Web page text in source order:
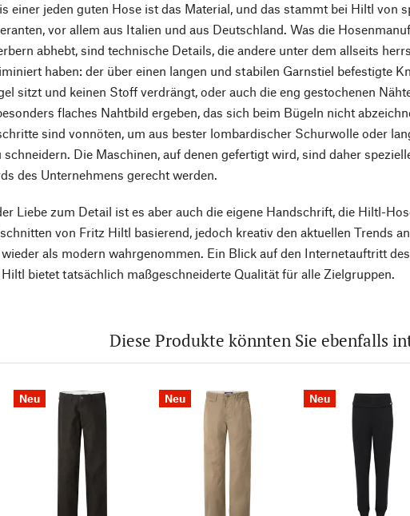
einer jeden guten Hose ist das Material, und das stammt bei Hiltl von
vor allem aus Italien und aus Deutschland. Was die
abhebt, sind technische Details, die andere unter dem allseits
haben: der über einen langen und stabilen Garnstiel befestigte
sitzt und keinen Stoff verdrängt, oder auch die eng gestochenen
flaches Nahtbild ergeben, das sich beim Bügeln nicht
sind vonnöten, um aus bester lombardischer Schurwolle oder
schneidern. Die Maschinen, auf denen gefertigt wird, sind daher
des Unternehmens gerecht werden.
Liebe zum Detail ist es aber auch die eigene Handschrift, die Hiltl-
von Fritz Hiltl basierend, jedoch kreativ den aktuellen Trends
als modern wahrgenommen. Ein Blick auf den Internetauftritt
bietet tatsächlich maßgeschneiderte Qualität für alle Zielgruppen.
Diese Produkte könnten Sie ebenfalls
Neu Neu Neu